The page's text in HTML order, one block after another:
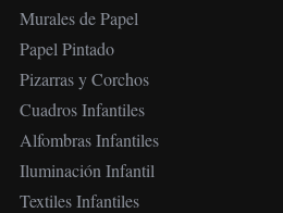
Murales de Papel
Papel Pintado
Pizarras y Corchos
Cuadros Infantiles
Alfombras Infantiles
Iluminación Infantil
Textiles Infantiles